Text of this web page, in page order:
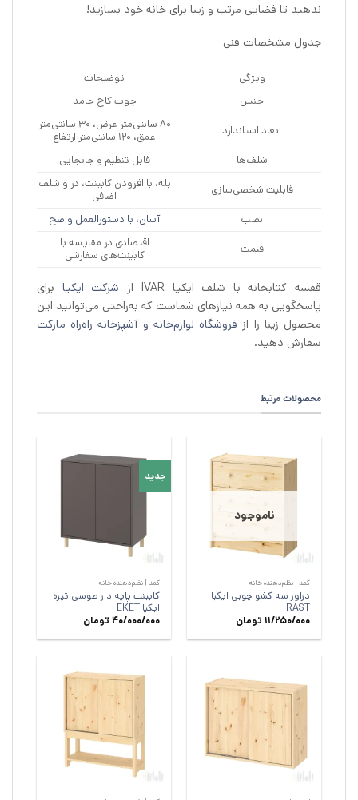
ندهید تا فضایی مرتب و زیبا برای خانه خود بسازید!
جدول مشخصات فنی
ویژگی
توضیحات
جنس
چوب کاج جامد
ابعاد استاندارد
۸۰ سانتی‌متر عرض، ۳۰ سانتی‌متر
عمق، ۱۲۰ سانتی‌متر ارتفاع
شلف‌ها
قابل تنظیم و جابجایی
قابلیت شخصی‌سازی
بله، با افزودن کابینت، در و شلف
اضافی
نصب
آسان، با دستورالعمل واضح
قیمت
اقتصادی در مقایسه با
کابینت‌های سفارشی
قفسه کتابخانه با شلف ایکیا IVAR از شرکت ایکیا برای
پاسخگویی به همه نیازهای شماست که به‌راحتی می‌توانید این
محصول زیبا را از فروشگاه لوازم‌خانه و آشپزخانه راه‌راه مارکت
سفارش دهید.
محصولات مرتبط
ناموجود
کمد | نظم‌دهنده خانه
دراور سه کشو چوبی ایکیا
RAST
11/250/000 تومان
جدید
کمد | نظم‌دهنده خانه
کابینت پایه دار طوسی تیره
ایکیا EKET
40/000/000 تومان